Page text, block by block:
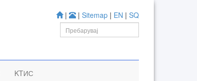
| | Sitemap | EN | SQ
KTИС